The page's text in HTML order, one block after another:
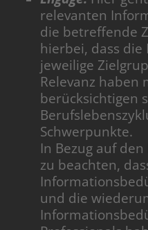
relevanten
die betreffende
hierbei, dass
jeweilige
Relevanz haben
berücksichtigen
Schwerpunkte.
In Bezug auf
zu beachten,
und die